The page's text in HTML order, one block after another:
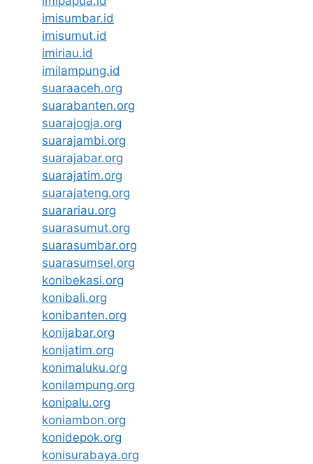
imisumbar.id
imisumut.id
imiriau.id
imilampung.id
suaraaceh.org
suarabanten.org
suarajogja.org
suarajambi.org
suarajabar.org
suarajatim.org
suarajateng.org
suarariau.org
suarasumut.org
suarasumbar.org
suarasumsel.org
konibekasi.org
konibali.org
konibanten.org
konijabar.org
konijatim.org
konimaluku.org
konilampung.org
konipalu.org
koniambon.org
konidepok.org
konisurabaya.org